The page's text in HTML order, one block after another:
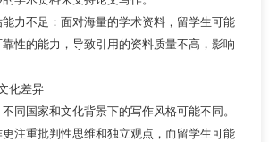
不足：面对海量的学术资料，留学生可能
性的能力，导致引用的资料质量不高，影响
化差异
国家和文化背景下的写作风格可能不同。
注重批判性思维和独立观点，而留学生可能